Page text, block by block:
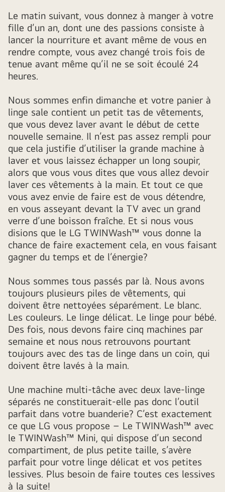
lamp
the
background
Le matin suivant, vous donnez à manger à votre
fille d’un an, dont une des passions consiste à
lancer la nourriture et avant même de vous en
rendre compte, vous avez changé trois fois de
tenue avant même qu’il ne se soit écoulé 24
heures.
Nous sommes enfin dimanche et votre panier à
linge sale contient un petit tas de vêtements,
que vous devez laver avant le début de cette
nouvelle semaine. Il n’est pas assez rempli pour
que cela justifie d’utiliser la grande machine à
laver et vous laissez échapper un long soupir,
alors que vous vous dites que vous allez devoir
laver ces vêtements à la main. Et tout ce que
vous avez envie de faire est de vous détendre,
en vous asseyant devant la TV avec un grand
verre d’une boisson fraîche. Et si nous vous
disions que le LG TWINWash™ vous donne la
chance de faire exactement cela, en vous faisant
gagner du temps et de l’énergie?
Nous sommes tous passés par là. Nous avons
toujours plusieurs piles de vêtements, qui
doivent être nettoyées séparément. Le blanc.
Les couleurs. Le linge délicat. Le linge pour bébé.
Des fois, nous devons faire cinq machines par
semaine et nous nous retrouvons pourtant
toujours avec des tas de linge dans un coin, qui
doivent être lavés à la main.
Une machine multi-tâche avec deux lave-linge
séparés ne constituerait-elle pas donc l’outil
parfait dans votre buanderie? C’est exactement
ce que LG vous propose – Le TWINWash™ avec
le TWINWash™ Mini, qui dispose d’un second
compartiment, de plus petite taille, s’avère
parfait pour votre linge délicat et vos petites
lessives. Plus besoin de faire toutes ces lessives
à la suite!